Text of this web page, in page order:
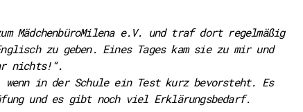
MädchenbüroMilena e.V. und traf dort regelmäßig
zu geben. Eines Tages kam sie zu mir und
nichts!“.
in der Schule ein Test kurz bevorsteht. Es
und es gibt noch viel Erklärungsbedarf.